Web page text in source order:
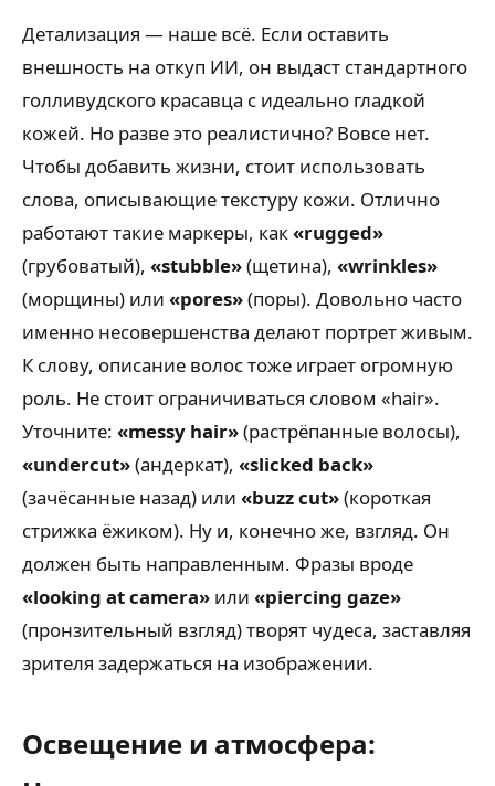
Детализация — наше всё. Если оставить
внешность на откуп ИИ, он выдаст стандартного
голливудского красавца с идеально гладкой
кожей. Но разве это реалистично? Вовсе нет.
Чтобы добавить жизни, стоит использовать
слова, описывающие текстуру кожи. Отлично
работают такие маркеры, как«rugged»
(грубоватый), «stubble»(щетина), «wrinkles»
(морщины) или «pores»(поры). Довольно часто
именно несовершенства делают портрет живым.
К слову, описание волос тоже играет огромную
роль. Не стоит ограничиваться словом «hair».
Уточните: «messy hair»(растрёпанные волосы),
«undercut»(андеркат), «slicked back»
(зачёсанные назад) или «buzz cut»(короткая
стрижка ёжиком). Ну и, конечно же, взгляд. Он
должен быть направленным. Фразы вроде
«looking at camera» или «piercing gaze»
(пронзительный взгляд) творят чудеса, заставляя
зрителя задержаться на изображении.
Освещение и атмосфера: